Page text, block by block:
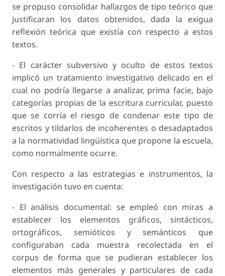
se propuso consolidar hallazgos de tipo teórico que
justificaran los datos obtenidos, dada la exigua
reflexión teórica que existía con respecto a estos
textos.
- El carácter subversivo y oculto de estos textos
implicó un tratamiento investigativo delicado en el
cual no podría llegarse a analizar, prima facie, bajo
categorías propias de la escritura curricular, puesto
que se corría el riesgo de condenar este tipo de
escritos y tildarlos de incoherentes o desadaptados
a la normatividad lingüística que propone la escuela,
como normalmente ocurre.
Con respecto a las estrategias e instrumentos, la
investigación tuvo en cuenta:
- El análisis documental: se empleó con miras a
establecer los elementos gráficos, sintácticos,
ortográficos, semióticos y semánticos que
configuraban cada muestra recolectada en el
corpus de forma que se pudieran establecer los
elementos más generales y particulares de cada